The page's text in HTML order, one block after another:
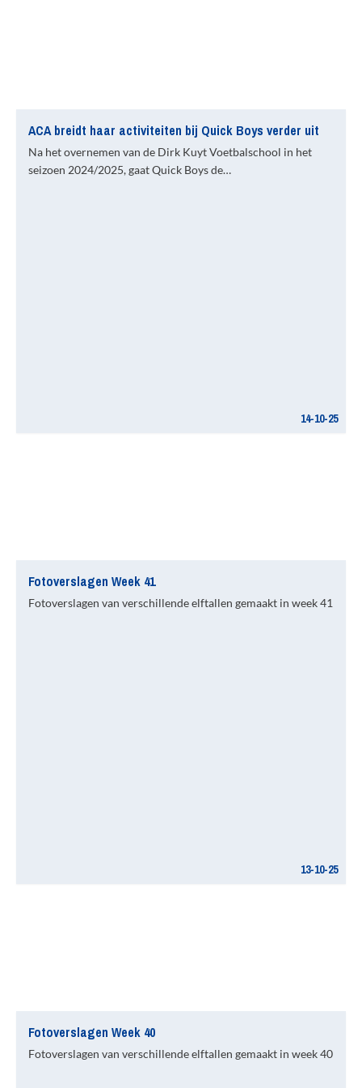
ACA breidt haar activiteiten bij Quick Boys verder uit
Na het overnemen van de Dirk Kuyt Voetbalschool in het
seizoen 2024/2025, gaat Quick Boys de…
14-10-25
Fotoverslagen Week 41
Fotoverslagen van verschillende elftallen gemaakt in week 41
13-10-25
Fotoverslagen Week 40
Fotoverslagen van verschillende elftallen gemaakt in week 40